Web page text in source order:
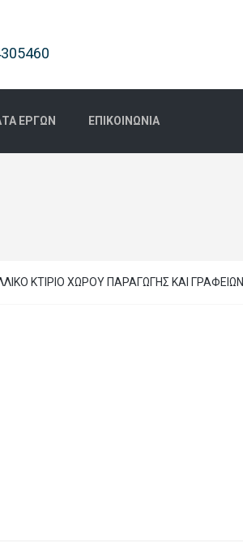
ΈΡΓΩΝ ΕΠΙΚΟΙΝΩΝΊΑ
ΚΤΙΡΙΟ ΧΩΡΟΥ ΠΑΡΑΓΩΓΗΣ ΚΑΙ ΓΡΑΦΕΙΩΝ